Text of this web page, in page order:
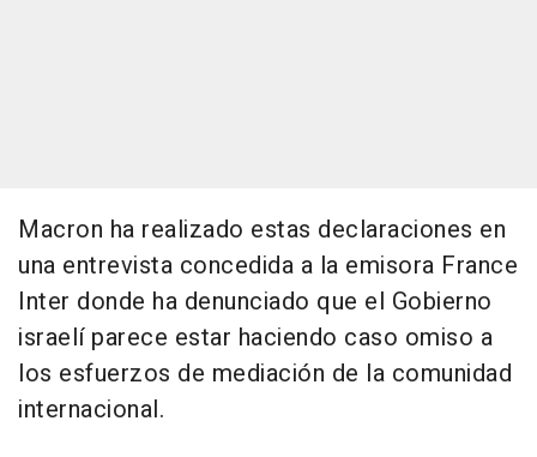
Macron ha realizado estas declaraciones en
una entrevista concedida a la emisora France
Inter donde ha denunciado que el Gobierno
israelí parece estar haciendo caso omiso a
los esfuerzos de mediación de la comunidad
internacional.